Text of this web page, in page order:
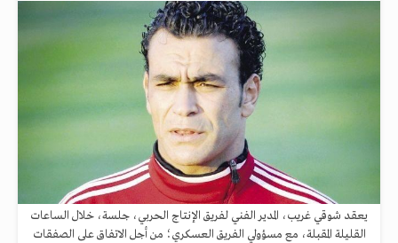
يعقد شوقي غريب، المدير الفني لفريق الإنتاج الحربي، جلسة، خلال الساعات
القليلة المقبلة، مع مسؤولي الفريق العسكري؛ من أجل الاتفاق على الصفقات